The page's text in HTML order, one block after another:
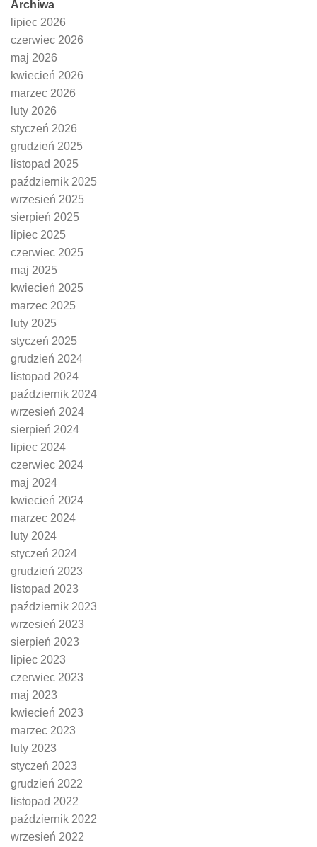
Archiwa
lipiec 2026
czerwiec 2026
maj 2026
kwiecień 2026
marzec 2026
luty 2026
styczeń 2026
grudzień 2025
listopad 2025
październik 2025
wrzesień 2025
sierpień 2025
lipiec 2025
czerwiec 2025
maj 2025
kwiecień 2025
marzec 2025
luty 2025
styczeń 2025
grudzień 2024
listopad 2024
październik 2024
wrzesień 2024
sierpień 2024
lipiec 2024
czerwiec 2024
maj 2024
kwiecień 2024
marzec 2024
luty 2024
styczeń 2024
grudzień 2023
listopad 2023
październik 2023
wrzesień 2023
sierpień 2023
lipiec 2023
czerwiec 2023
maj 2023
kwiecień 2023
marzec 2023
luty 2023
styczeń 2023
grudzień 2022
listopad 2022
październik 2022
wrzesień 2022